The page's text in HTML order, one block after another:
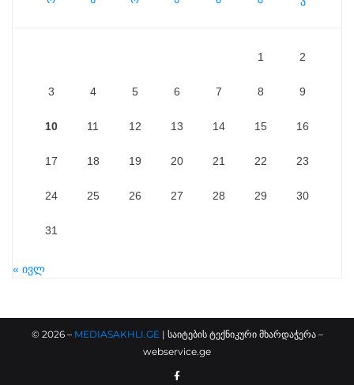
1 2
3 4 5 6 7 8 9
10 11 12 13 14 15 16
17 18 19 20 21 22 23
24 25 26 27 28 29 30
31
« ივლ
© 2026– MEDIASAKHLI.GE| საიტების ტექნიკური მხარდაჭერა –
webservice.ge